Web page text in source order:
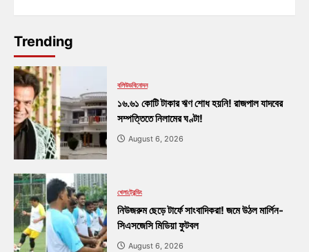
Trending
বলিউডবিনোদন
১৬.৬১ কোটি টাকার ঋণ শোধ হয়নি! রাজপাল যাদবের
সম্পত্তিতে নিলামের ঘণ্টা!
August 6, 2026
খেলাট্রেন্ডিং
নিউজরুম ছেড়ে টার্ফে সাংবাদিকরা! জমে উঠল মার্লিন-
সিএসজেসি মিডিয়া ফুটবল
August 6, 2026